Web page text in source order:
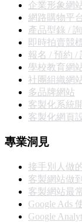
企業形象網
網路購物平
產品型錄 /
即時拍賣競
報名 / 預約 /
學校教育網
社團組織網
多品牌網站
客製化系統
客製化網頁
專業洞見
客製網站最